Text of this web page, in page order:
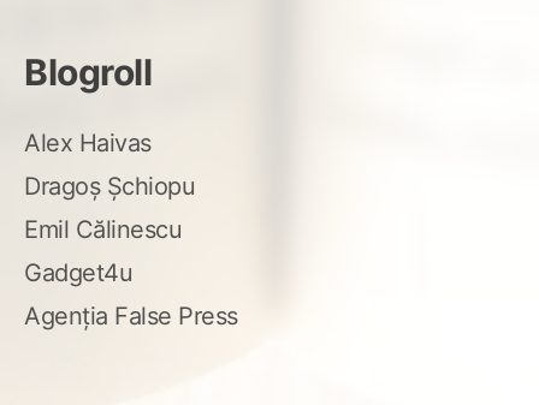
Blogroll
Alex Haivas
Dragoș Șchiopu
Emil Călinescu
Gadget4u
Agenția False Press